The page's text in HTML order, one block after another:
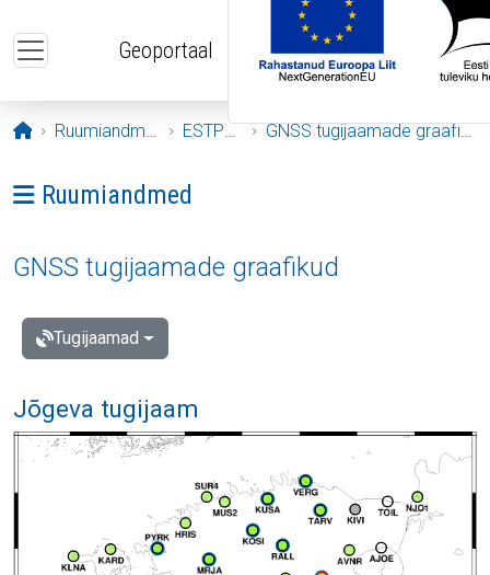
Geoportaal
Avaleht
Ruumiandmed ESTPOS GNSS tugijaamade graafikud
Ava menüü: Ruumiandmed
Ruumiandmed
GNSS tugijaamade graafikud
Tugijaamad
Jõgeva tugijaam